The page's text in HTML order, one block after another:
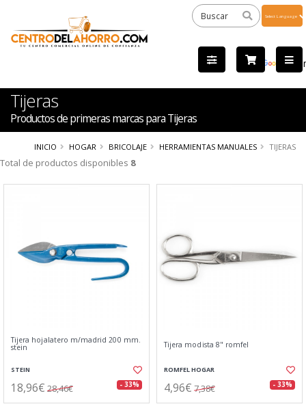
by
Tijeras
Productos de primeras marcas para Tijeras
INICIO HOGAR BRICOLAJE HERRAMIENTAS MANUALES TIJERAS
Total de productos disponibles 8
Tijera hojalatero m/madrid 200 mm.
stein
STEIN
18,96€ 28,46€ - 33%
Tijera modista 8" romfel
ROMFEL HOGAR
4,96€ 7,38€ - 33%